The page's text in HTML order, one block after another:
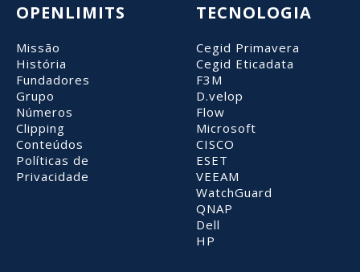
OPENLIMITS
Missão
História
Fundadores
Grupo
Números
Clipping
Conteúdos
Políticas de
Privacidade
TECNOLOGIA
Cegid Primavera
Cegid Eticadata
F3M
D.velop
Flow
Microsoft
CISCO
ESET
VEEAM
WatchGuard
QNAP
Dell
HP